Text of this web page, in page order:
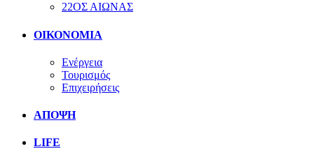
22ΟΣ ΑΙΩΝΑΣ
ΟΙΚΟΝΟΜΙΑ
Ενέργεια
Τουρισμός
Επιχειρήσεις
ΑΠΟΨΗ
LIFE